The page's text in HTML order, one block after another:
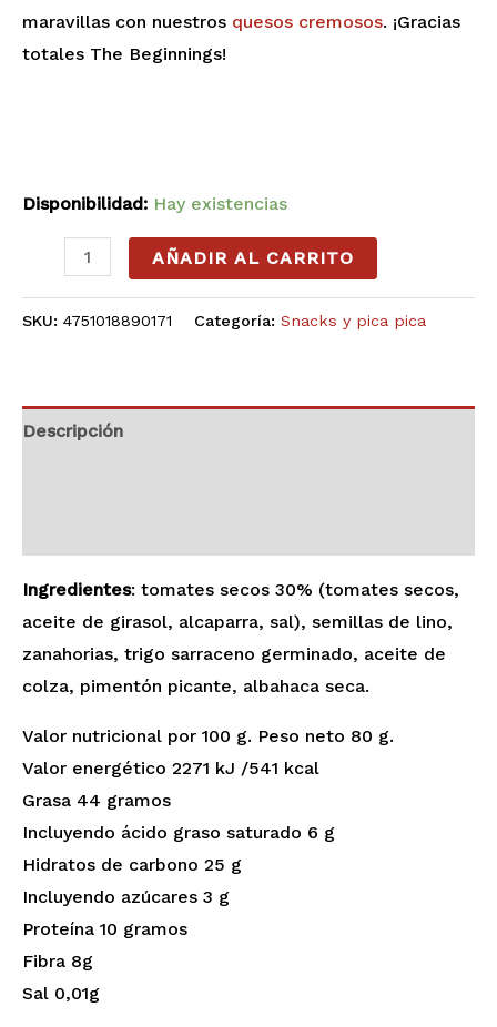
maravillas con nuestros quesos cremosos. ¡Gracias
totales The Beginnings!
Disponibilidad: Hay existencias
AÑADIR AL CARRITO
SKU: 4751018890171 Categoría: Snacks y pica pica
Descripción
Ingredientes: tomates secos 30% (tomates secos,
aceite de girasol, alcaparra, sal), semillas de lino,
zanahorias, trigo sarraceno germinado, aceite de
colza, pimentón picante, albahaca seca.
Valor nutricional por 100 g. Peso neto 80 g.
Valor energético 2271 kJ /541 kcal
Grasa 44 gramos
Incluyendo ácido graso saturado 6 g
Hidratos de carbono 25 g
Incluyendo azúcares 3 g
Proteína 10 gramos
Fibra 8g
Sal 0,01g